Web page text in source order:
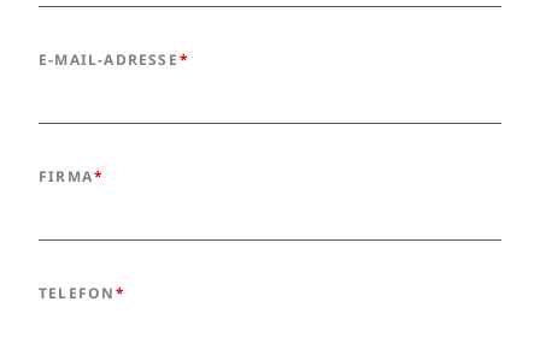
E-MAIL-ADRESSE
FIRMA
TELEFON